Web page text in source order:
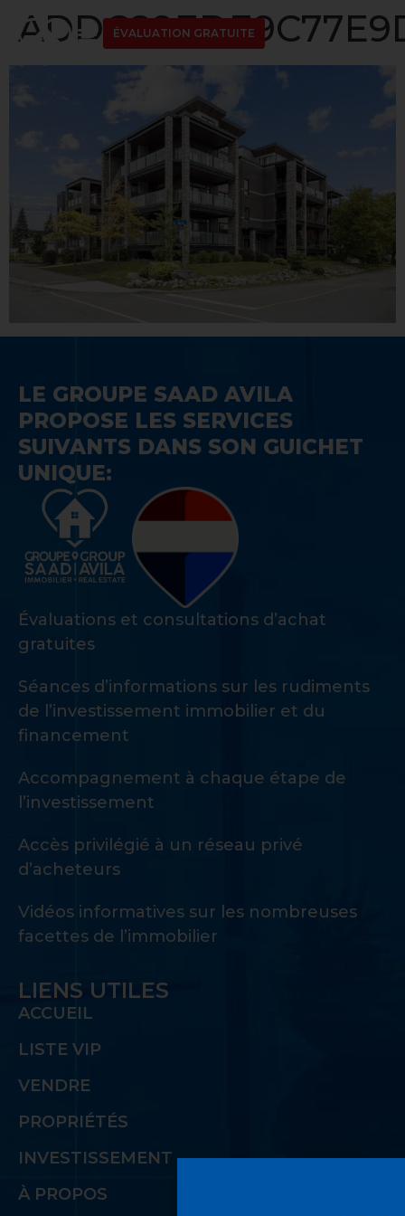
ÉVALUATION GRATUITE
LE GROUPE SAAD AVILA
PROPOSE LES SERVICES
SUIVANTS DANS SON GUICHET
UNIQUE:
Évaluations et consultations d’achat
gratuites
Séances d’informations sur les rudiments
de l’investissement immobilier et du
financement
Accompagnement à chaque étape de
l’investissement
Accès privilégié à un réseau privé
d’acheteurs
Vidéos informatives sur les nombreuses
facettes de l’immobilier
LIENS UTILES
ACCUEIL
LISTE VIP
VENDRE
PROPRIÉTÉS
INVESTISSEMENT
À PROPOS